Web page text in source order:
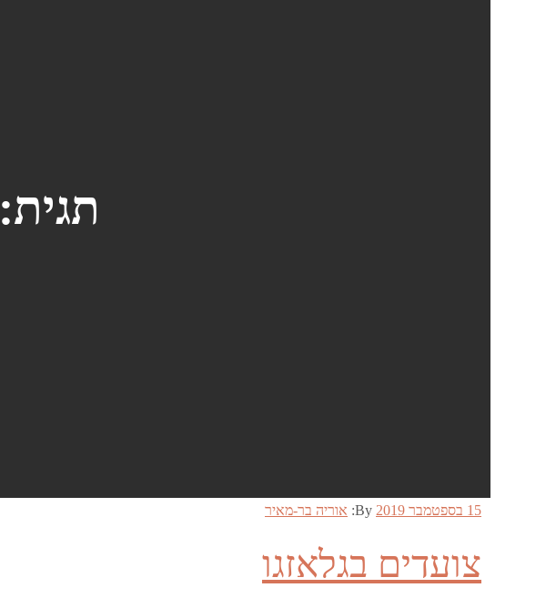
תגית:
Posted
15 בספטמבר 2019 By: אוריה בר-מאיר
צועדים בגלאזגו